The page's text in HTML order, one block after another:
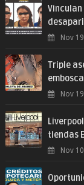
Nov
Triple
Nov
tiendas
Nov